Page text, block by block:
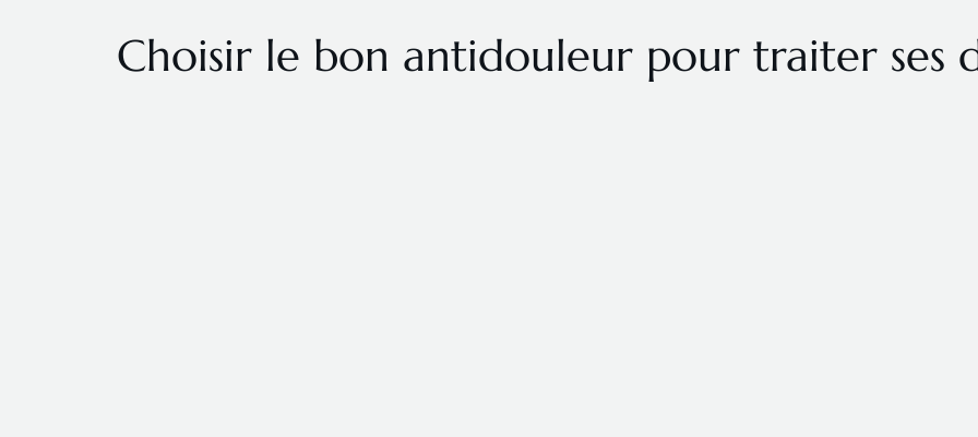
Choisir le bon antidouleur pour traiter ses